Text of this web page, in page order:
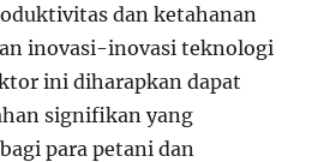
dan ketahanan
inovasi-inovasi teknologi
ini diharapkan dapat
signifikan yang
para petani dan